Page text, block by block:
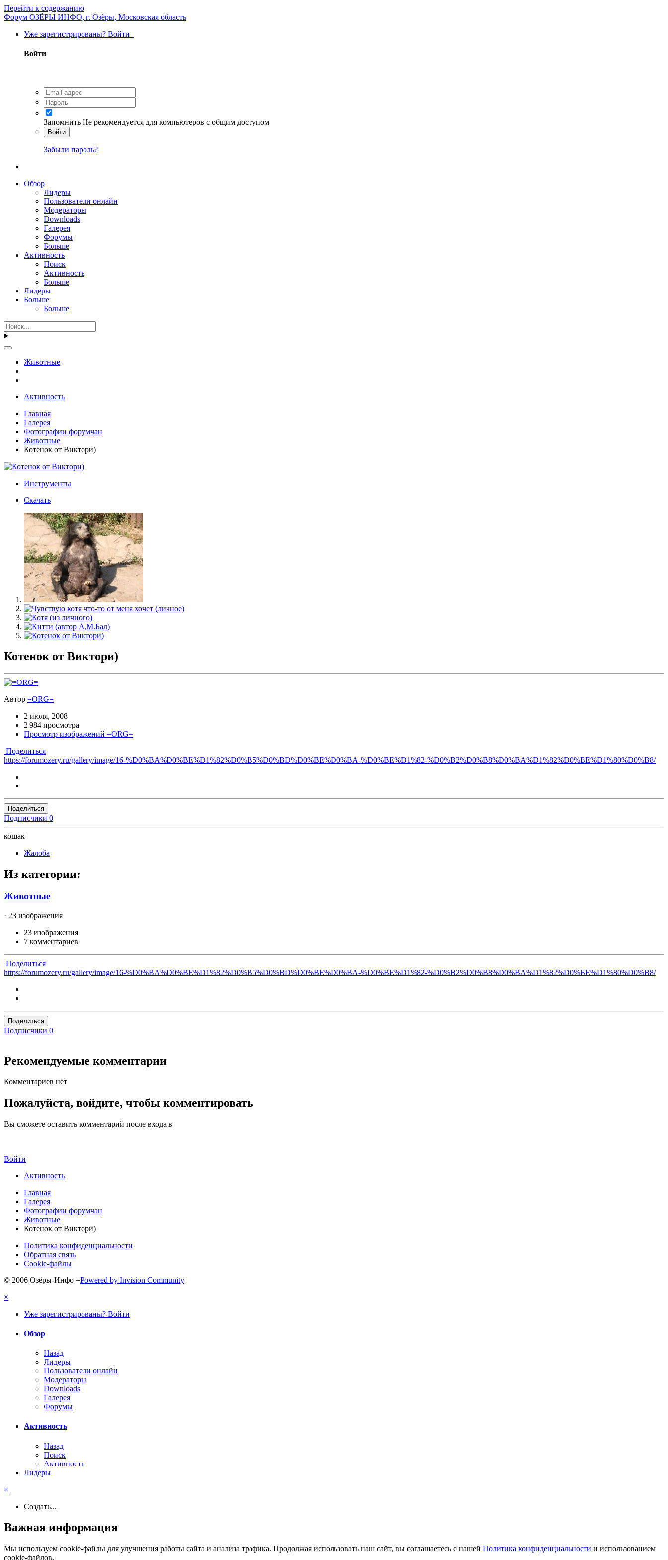
Перейти к содержанию
Форум ОЗЁРЫ ИНФО, г. Озёры, Московская область
Уже зарегистрированы? Войти
Войти
Запомнить Не рекомендуется для компьютеров с общим доступом
Войти
Забыли пароль?
Обзор
Лидеры
Пользователи онлайн
Модераторы
Downloads
Галерея
Форумы
Больше
Активность
Поиск
Активность
Больше
Лидеры
Больше
Больше
Животные
Активность
Главная
Галерея
Фотографии форумчан
Животные
Котенок от Виктори)
Инструменты
Скачать
Котенок от Виктори)
Автор =ORG=
2 июля, 2008
2 984 просмотра
Просмотр изображений =ORG=
Поделиться
https://forumozery.ru/gallery/image/16-%D0%BA%D0%BE%D1%82%D0%B5%D0%BD%D0%BE%D0%BA-%D0%BE%D1%82-%D0%B2%D0%B8%D0%BA%D1%82%D0%BE%D1%80%D0%B8/
Поделиться
Подписчики 0
кошак
Жалоба
Из категории:
Животные
· 23 изображения
23 изображения
7 комментариев
Поделиться
https://forumozery.ru/gallery/image/16-%D0%BA%D0%BE%D1%82%D0%B5%D0%BD%D0%BE%D0%BA-%D0%BE%D1%82-%D0%B2%D0%B8%D0%BA%D1%82%D0%BE%D1%80%D0%B8/
Поделиться
Подписчики 0
Рекомендуемые комментарии
Комментариев нет
Пожалуйста, войдите, чтобы комментировать
Вы сможете оставить комментарий после входа в
Войти
Активность
Главная
Галерея
Фотографии форумчан
Животные
Котенок от Виктори)
Политика конфиденциальности
Обратная связь
Cookie-файлы
© 2006 Озёры-Инфо =Powered by Invision Community
×
Уже зарегистрированы? Войти
Обзор
Назад
Лидеры
Пользователи онлайн
Модераторы
Downloads
Галерея
Форумы
Активность
Назад
Поиск
Активность
Лидеры
×
Создать...
Важная информация
Мы используем cookie-файлы для улучшения работы сайта и анализа трафика. Продолжая использовать наш сайт, вы соглашаетесь с нашей Политика конфиденциальности и использованием
cookie-файлов.